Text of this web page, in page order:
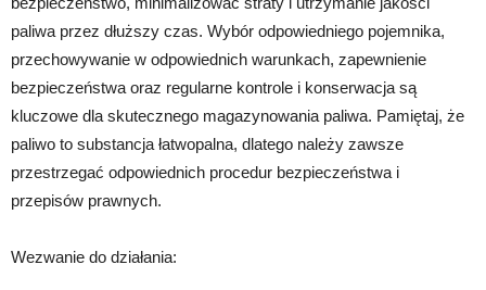
paliwa przez dłuższy czas. Wybór odpowiedniego pojemnika,
przechowywanie w odpowiednich warunkach, zapewnienie
bezpieczeństwa oraz regularne kontrole i konserwacja są
kluczowe dla skutecznego magazynowania paliwa. Pamiętaj, że
paliwo to substancja łatwopalna, dlatego należy zawsze
przestrzegać odpowiednich procedur bezpieczeństwa i
przepisów prawnych.
Wezwanie do działania: